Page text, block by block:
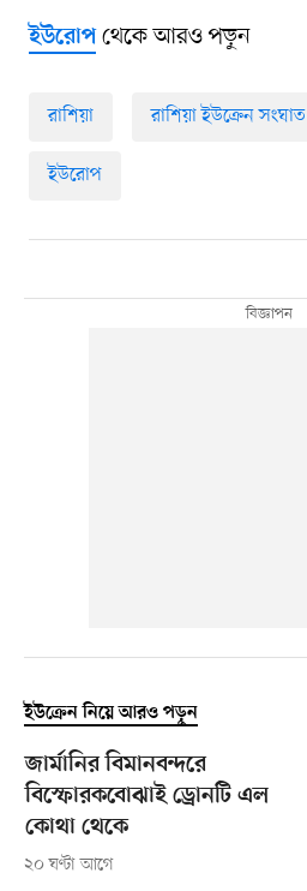
ইউরোপথেকে আরও পড়ুন
রাশিয়া রাশিয়া ইউক্রেন সংঘাত
ইউরোপ
ইউক্রেন নিয়ে আরও পড়ুন
জার্মানির বিমানবন্দরে
বিস্ফোরকবোঝাই ড্রোনটি এল
কোথা থেকে
২০ ঘণ্টা আগে